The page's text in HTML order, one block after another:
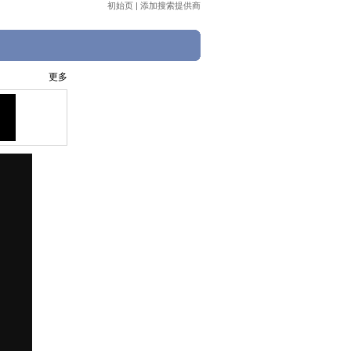
初始页 | 添加搜索提供商
更多